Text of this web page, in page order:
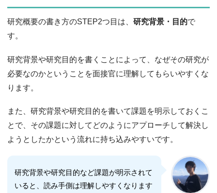
研究概要の書き方のSTEP2つ目は、 研究背景・目的で
す。
研究背景や研究目的を書くことによって、なぜその研究が
必要なのかということを面接官に理解してもらいやすくな
ります。
また、研究背景や研究目的を書いて課題を明示しておくこ
とで、その課題に対してどのようにアプローチして解決し
ようとしたかという流れに持ち込みやすいです。
研究背景や研究目的など課題が明示されて
いると、読み手側は理解しやすくなります